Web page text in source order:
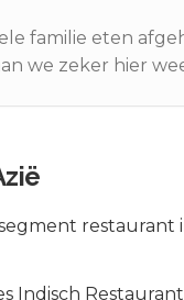
familie eten
we zeker hier
restaurant
Indisch